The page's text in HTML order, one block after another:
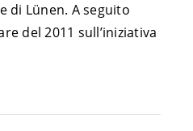
di Lünen. A seguito
del 2011 sull’iniziativa